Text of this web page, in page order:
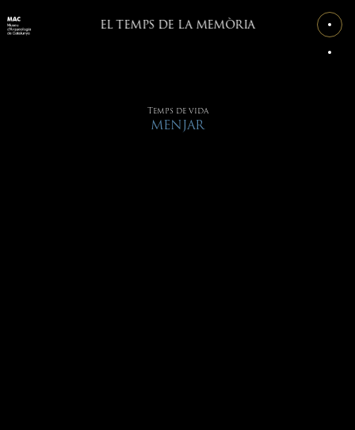
EL TEMPS DE LA MEMÒRIA
Temps de vida
MENJAR